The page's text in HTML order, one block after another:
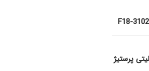
F18-
پرستیژ